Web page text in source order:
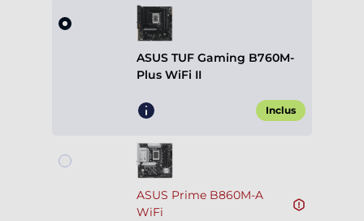
ASUS TUF Gaming B760M-
Plus WiFi II
Inclus
ASUS Prime B860M-A
WiFi